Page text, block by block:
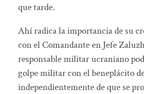
que tarde.
Ahí radica la importancia de su
con el Comandante en Jefe
responsable militar ucraniano
golpe militar con el beneplácito
independientemente de que se